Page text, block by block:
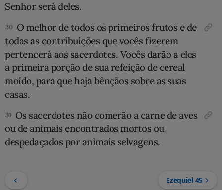
Senhor será deles.
30 O melhor de todos os primeiros frutos e de
todas as contribuições que vocês fizerem
pertencerá aos sacerdotes. Vocês darão a eles
a primeira porção de sua refeição de cereal
moído, para que haja bênçãos sobre as suas
casas.
31 Os sacerdotes não comerão a carne de aves
ou de animais encontrados mortos ou
despedaçados por animais selvagens.
Ezequiel 45